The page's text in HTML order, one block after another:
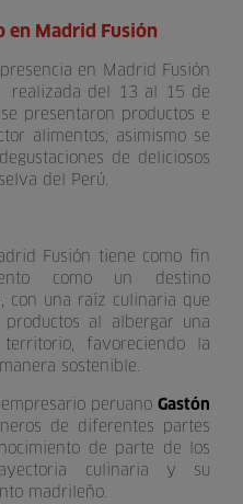
en Madrid Fusión
en Madrid Fusión
realizada del 13 al 15 de
presentaron productos e
alimentos; asimismo se
de deliciosos
del Perú.
Fusión tiene como fin
como un destino
con una raíz culinaria que
al albergar una
favoreciendo la
sostenible.
peruanoGastón
de diferentes partes
de parte de los
culinaria y su
madrileño.